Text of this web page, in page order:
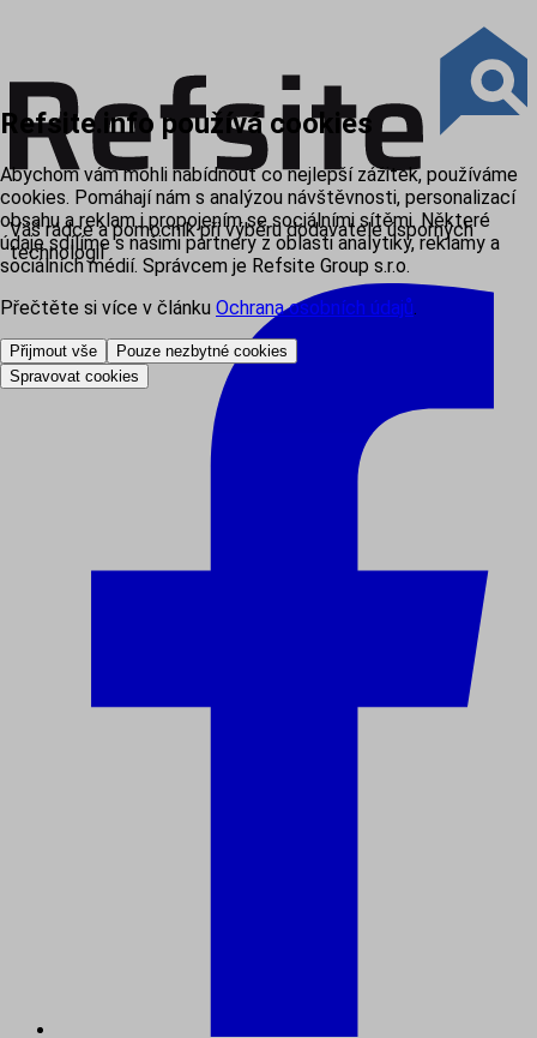
Váš rádce a pomocník při výběru dodavatele úsporných
technologií
Refsite.info používá cookies
Abychom vám mohli nabídnout co nejlepší zážitek, používáme
cookies. Pomáhají nám s analýzou návštěvnosti, personalizací
obsahu a reklam i propojením se sociálními sítěmi. Některé
údaje sdílíme s našimi partnery z oblasti analytiky, reklamy a
sociálních médií. Správcem je Refsite Group s.r.o.
Přečtěte si více v článku Ochrana osobních údajů.
Přijmout vše
Pouze nezbytné cookies
Spravovat cookies